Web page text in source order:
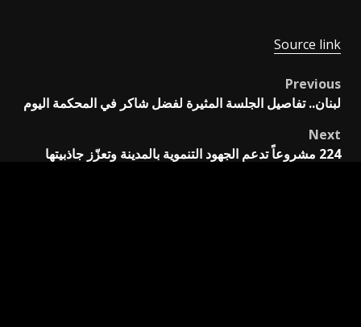
Source link
Post
Previous
لبنان.. تفاصيل الجلسة المثيرة لفضل شاكر في المحكمة اليوم
Next
224 مشروعاً تدعم الجهود التنموية بالمدينة وتعزّز جاذبيتها